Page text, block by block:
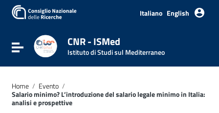
Italiano English
Attiva / disattiva la navigazione
CNR - ISMed
Istituto di Studi sul Mediterraneo
Home / Evento /
Salario minimo? L’introduzione del salario legale minimo in Italia:
analisi e prospettive